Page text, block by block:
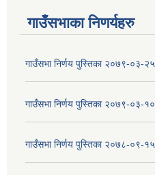
गाउँसभाका निणर्यहरु
गाउँसभा निर्णय पुस्तिका २०७९-०३-२५
गाउँसभा निर्णय पुस्तिका २०७९-०३-१०
गाउँसभा निर्णय पुस्तिका २०७८-०९-१५